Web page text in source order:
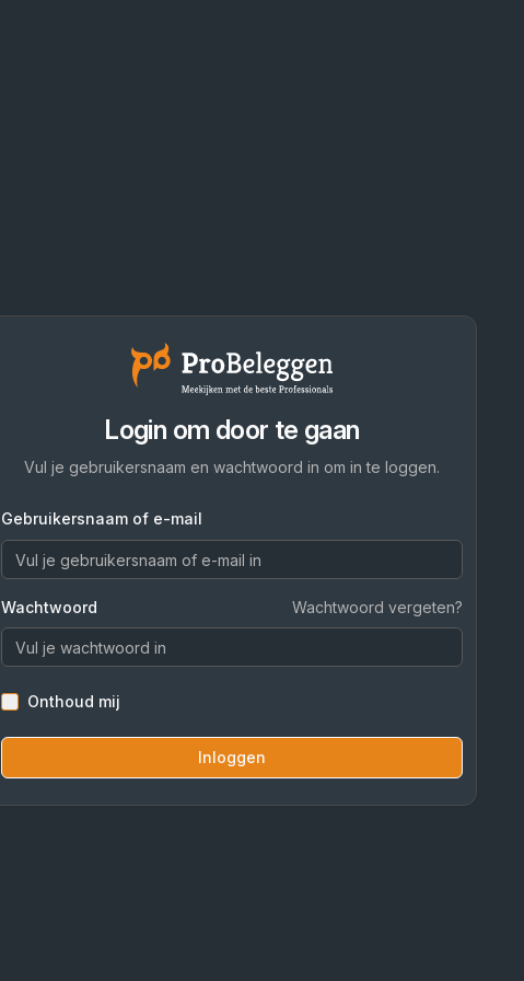
Login om door te gaan
Vul je gebruikersnaam en wachtwoord in om in te loggen.
Gebruikersnaam of e-mail
Wachtwoord Wachtwoord vergeten?
Onthoud mij
Inloggen